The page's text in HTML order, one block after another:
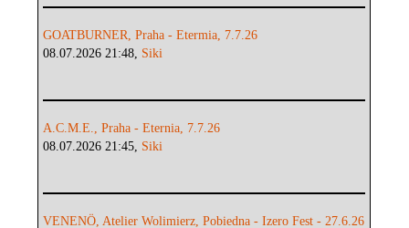
GOATBURNER, Praha - Etermia, 7.7.26
08.07.2026 21:48, Siki
A.C.M.E., Praha - Eternia, 7.7.26
08.07.2026 21:45, Siki
VENENÖ, Atelier Wolimierz, Pobiedna - Izero Fest - 27.6.26